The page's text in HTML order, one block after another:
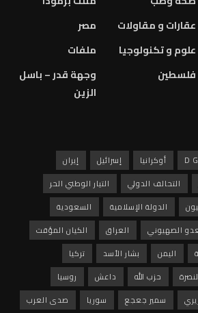
عقارات و مقاولات
علوم و تكنولوجيا
فلسطين
مصر
ملفات
وجهة قدر – باسل
الزين
D أوكرانيا إسرائيل
إيران
التحالف الدولي
التيار الوطني الحر
الدولة الإسلامية
السعودية
الصهيوني العراق
الكيان المؤقت
اليمن بشار الأسد
تركيا
حزب الله داعش
روسيا
سمير جعجع سوريا صدى العرب